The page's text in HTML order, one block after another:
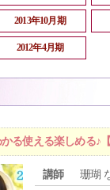
2013年10月期
2012年4月期
る使える楽しめる♪
講師
珊瑚